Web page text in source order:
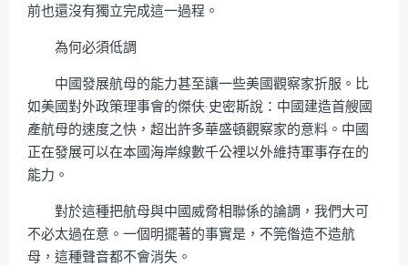
前也還沒有獨立完成這一過程。
為何必須低調
中國發展航母的能力甚至讓一些美國觀察家折服。比
如美國對外政策理事會的傑伕·史密斯說：中國建造首艘國
產航母的速度之快，超出許多華盛頓觀察家的意料。中國
正在發展可以在本國海岸線數千公裡以外維持軍事存在的
能力。
對於這種把航母與中國威脅相聯係的論調，我們大可
不必太過在意。一個明擺著的事實是，不筦偺造不造航
母，這種聲音都不會消失。